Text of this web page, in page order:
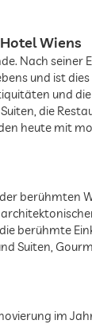
Wiens
Nach
und ist
und die
die
heute mit
berühmten
berühmte
Suiten,
im